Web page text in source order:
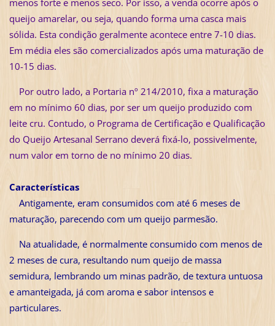
menos forte e menos seco. Por isso, a venda ocorre após o
queijo amarelar, ou seja, quando forma uma casca mais
sólida. Esta condição geralmente acontece entre 7-10 dias.
Em média eles são comercializados após uma maturação de
10-15 dias.
Por outro lado, a Portaria nº 214/2010, fixa a maturação
em no mínimo 60 dias, por ser um queijo produzido com
leite cru. Contudo, o Programa de Certificação e Qualificação
do Queijo Artesanal Serrano deverá fixá-lo, possivelmente,
num valor em torno de no mínimo 20 dias.
Características
Antigamente, eram consumidos com até 6 meses de
maturação, parecendo com um queijo parmesão.
Na atualidade, é normalmente consumido com menos de
2 meses de cura, resultando num queijo de massa
semidura, lembrando um minas padrão, de textura untuosa
e amanteigada, já com aroma e sabor intensos e
particulares.